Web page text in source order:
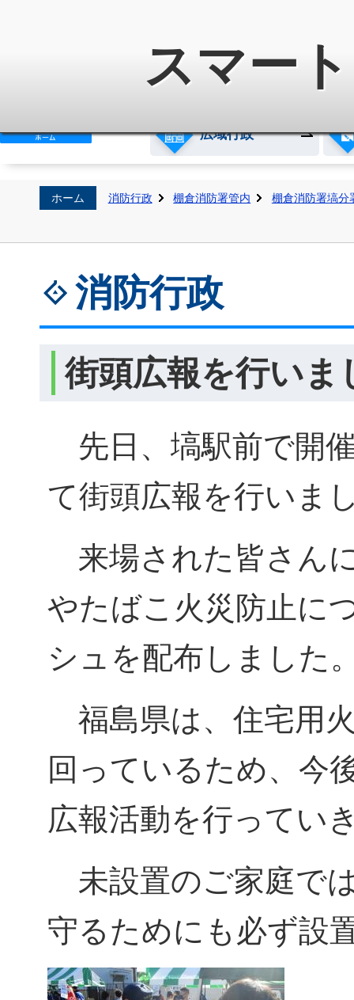
スマー
広域行政
ホーム 消防行政 棚倉消防署管内 棚倉消防署塙分
消防行政
街頭広報を行いま
先日、塙駅前で開
て街頭広報を行いま
来場された皆さん
やたばこ火災防止に
シュを配布しました
福島県は、住宅用
回っているため、今
広報活動を行ってい
未設置のご家庭で
守るためにも必ず設